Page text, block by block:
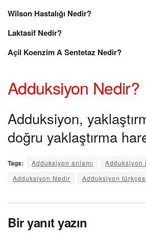
Wilson Hastalığı Nedir?
Laktasif Nedir?
Açil Koenzim A Sentetaz Nedir?
Adduksiyon Nedir?
Adduksiyon,
doğru yaklaştırma
Tags: Adduksiyon anlamı
Adduksiyon
Adduksiyon Nedir
Adduksiyon türkçesi
Bir yanıt yazın